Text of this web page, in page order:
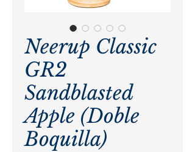
Neerup Classic
GR2
Sandblasted
Apple (Doble
Boquilla)